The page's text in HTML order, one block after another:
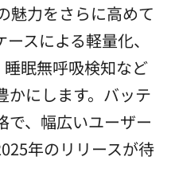
魅力をさらに高めて
スによる軽量化、
眠無呼吸検知など
かにします。バッテ
で、幅広いユーザー
年のリリースが待